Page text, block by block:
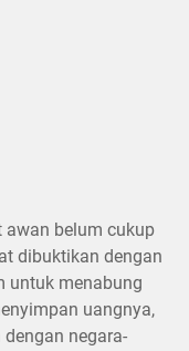
awan belum cukup
dibuktikan dengan
untuk menabung
uangnya,
negara-